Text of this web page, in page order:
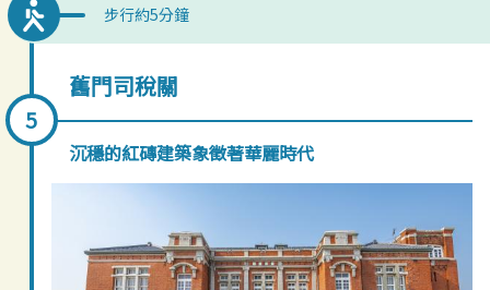
步行約5分鐘
舊門司稅關
沉穩的紅磚建築象徵著華麗時代